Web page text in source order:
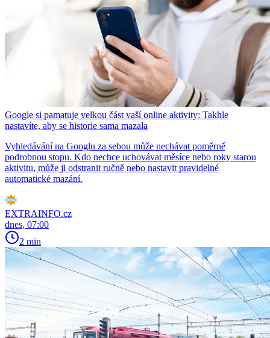
Google si pamatuje velkou část vaší online aktivity: Takhle
nastavíte, aby se historie sama mazala
Vyhledávání na Googlu za sebou může nechávat poměrně
podrobnou stopu. Kdo nechce uchovávat měsíce nebo roky starou
aktivitu, může ji odstranit ručně nebo nastavit pravidelné
automatické mazání.
EXTRAINFO.cz
dnes, 07:00
2 min